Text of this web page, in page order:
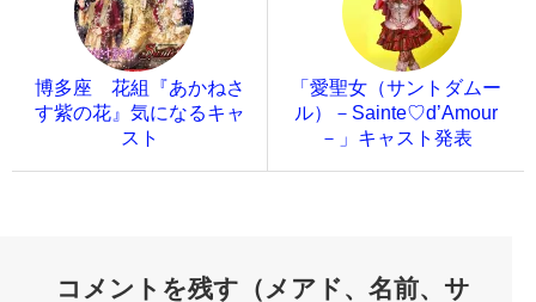
博多座 花組『あかねさ
す紫の花』気になるキャ
スト
「愛聖女（サントダムー
ル）－Sainte♡d’Amour
－」キャスト発表
コメントを残す（メアド、名前、サ